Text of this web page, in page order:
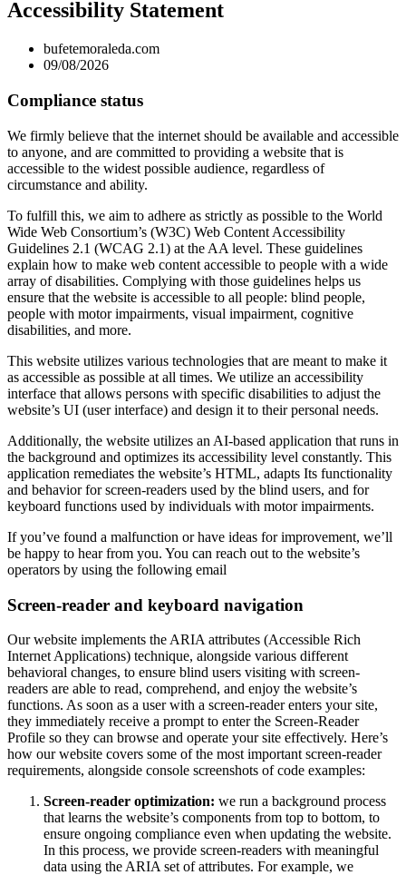
Accessibility Statement
bufetemoraleda.com
09/08/2026
Compliance status
We firmly believe that the internet should be available and accessible
to anyone, and are committed to providing a website that is
accessible to the widest possible audience, regardless of
circumstance and ability.
To fulfill this, we aim to adhere as strictly as possible to the World
Wide Web Consortium’s (W3C) Web Content Accessibility
Guidelines 2.1 (WCAG 2.1) at the AA level. These guidelines
explain how to make web content accessible to people with a wide
array of disabilities. Complying with those guidelines helps us
ensure that the website is accessible to all people: blind people,
people with motor impairments, visual impairment, cognitive
disabilities, and more.
This website utilizes various technologies that are meant to make it
as accessible as possible at all times. We utilize an accessibility
interface that allows persons with specific disabilities to adjust the
website’s UI (user interface) and design it to their personal needs.
Additionally, the website utilizes an AI-based application that runs in
the background and optimizes its accessibility level constantly. This
application remediates the website’s HTML, adapts Its functionality
and behavior for screen-readers used by the blind users, and for
keyboard functions used by individuals with motor impairments.
If you’ve found a malfunction or have ideas for improvement, we’ll
be happy to hear from you. You can reach out to the website’s
operators by using the following email
Screen-reader and keyboard navigation
Our website implements the ARIA attributes (Accessible Rich
Internet Applications) technique, alongside various different
behavioral changes, to ensure blind users visiting with screen-
readers are able to read, comprehend, and enjoy the website’s
functions. As soon as a user with a screen-reader enters your site,
they immediately receive a prompt to enter the Screen-Reader
Profile so they can browse and operate your site effectively. Here’s
how our website covers some of the most important screen-reader
requirements, alongside console screenshots of code examples:
Screen-reader optimization: we run a background process
that learns the website’s components from top to bottom, to
ensure ongoing compliance even when updating the website.
In this process, we provide screen-readers with meaningful
data using the ARIA set of attributes. For example, we